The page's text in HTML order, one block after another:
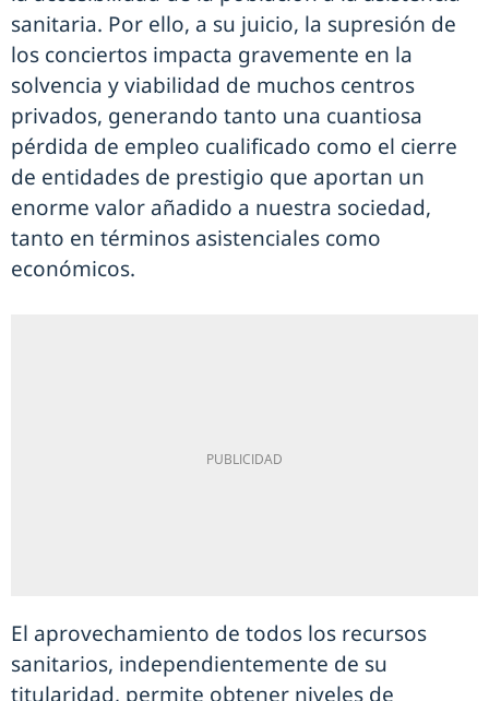
sanitaria. Por ello, a su juicio, la supresión de
los conciertos impacta gravemente en la
solvencia y viabilidad de muchos centros
privados, generando tanto una cuantiosa
pérdida de empleo cualificado como el cierre
de entidades de prestigio que aportan un
enorme valor añadido a nuestra sociedad,
tanto en términos asistenciales como
económicos.
El aprovechamiento de todos los recursos
sanitarios, independientemente de su
titularidad, permite obtener niveles de